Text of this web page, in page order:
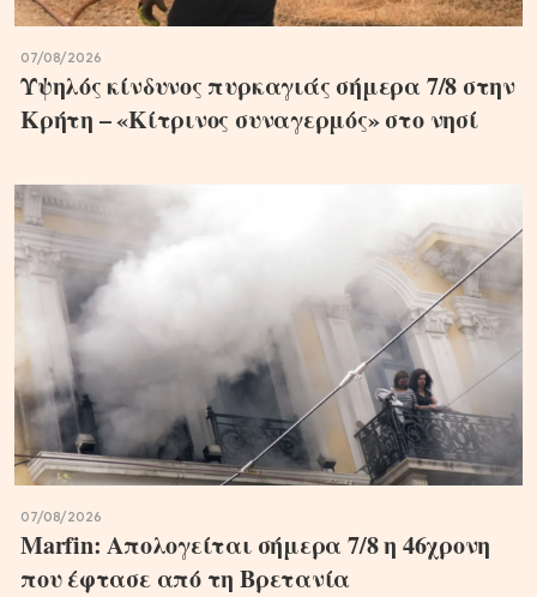
07/08/2026
Υψηλός κίνδυνος πυρκαγιάς σήμερα 7/8 στην
Κρήτη – «Κίτρινος συναγερμός» στο νησί
07/08/2026
Marfin: Απολογείται σήμερα 7/8 η 46χρονη
που έφτασε από τη Βρετανία